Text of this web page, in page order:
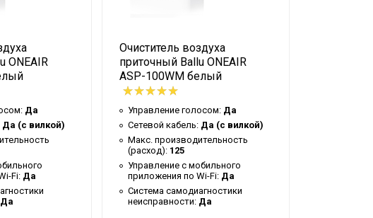
ONEAIR
Да
Да (с вилкой)
Fi: Да
Да
Очиститель воздуха
приточный Ballu ONEAIR
ASP-100WM белый
Управление голосом: Да
Сетевой кабель: Да (с вилкой)
Макс. производительность
(расход): 125
Управление c мобильного
приложения по Wi-Fi: Да
Система самодиагностики
неисправности: Да